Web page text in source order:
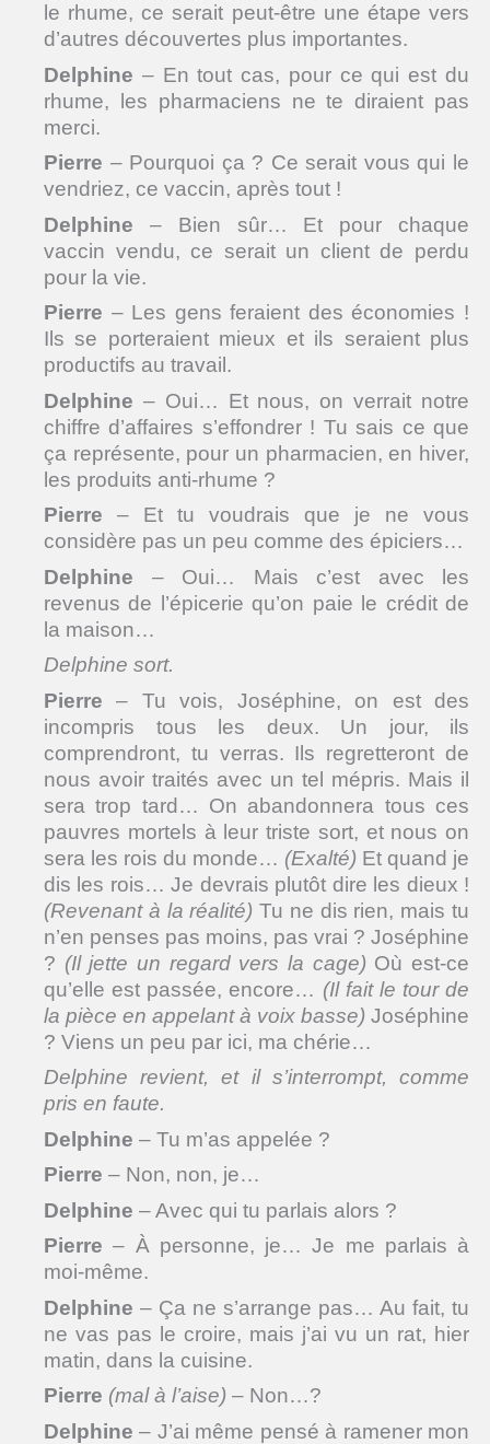
le rhume, ce serait peut-être une étape vers
d’autres découvertes plus importantes.
Delphine – En tout cas, pour ce qui est du
rhume, les pharmaciens ne te diraient pas
merci.
Pierre – Pourquoi ça ? Ce serait vous qui le
vendriez, ce vaccin, après tout !
Delphine – Bien sûr… Et pour chaque
vaccin vendu, ce serait un client de perdu
pour la vie.
Pierre – Les gens feraient des économies !
Ils se porteraient mieux et ils seraient plus
productifs au travail.
Delphine – Oui… Et nous, on verrait notre
chiffre d’affaires s’effondrer ! Tu sais ce que
ça représente, pour un pharmacien, en hiver,
les produits anti-rhume ?
Pierre – Et tu voudrais que je ne vous
considère pas un peu comme des épiciers…
Delphine – Oui… Mais c’est avec les
revenus de l’épicerie qu’on paie le crédit de
la maison…
Delphine sort.
Pierre – Tu vois, Joséphine, on est des
incompris tous les deux. Un jour, ils
comprendront, tu verras. Ils regretteront de
nous avoir traités avec un tel mépris. Mais il
sera trop tard… On abandonnera tous ces
pauvres mortels à leur triste sort, et nous on
sera les rois du monde… (Exalté) Et quand je
dis les rois… Je devrais plutôt dire les dieux !
(Revenant à la réalité)Tu ne dis rien, mais tu
n’en penses pas moins, pas vrai ? Joséphine
? (Il jette un regard vers la cage) Où est-ce
qu’elle est passée, encore… (Il fait le tour de
la pièce en appelant à voix basse) Joséphine
? Viens un peu par ici, ma chérie…
Delphine revient, et il s’interrompt, comme
pris en faute.
Delphine – Tu m’as appelée ?
Pierre – Non, non, je…
Delphine – Avec qui tu parlais alors ?
Pierre – À personne, je… Je me parlais à
moi-même.
Delphine – Ça ne s’arrange pas… Au fait, tu
ne vas pas le croire, mais j’ai vu un rat, hier
matin, dans la cuisine.
Pierre (mal à l’aise) – Non…?
Delphine – J’ai même pensé à ramener mon